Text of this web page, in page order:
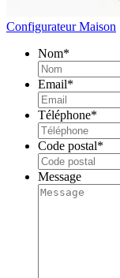
Configurateur Maison
Nom*
Email*
Téléphone*
Code postal*
Message